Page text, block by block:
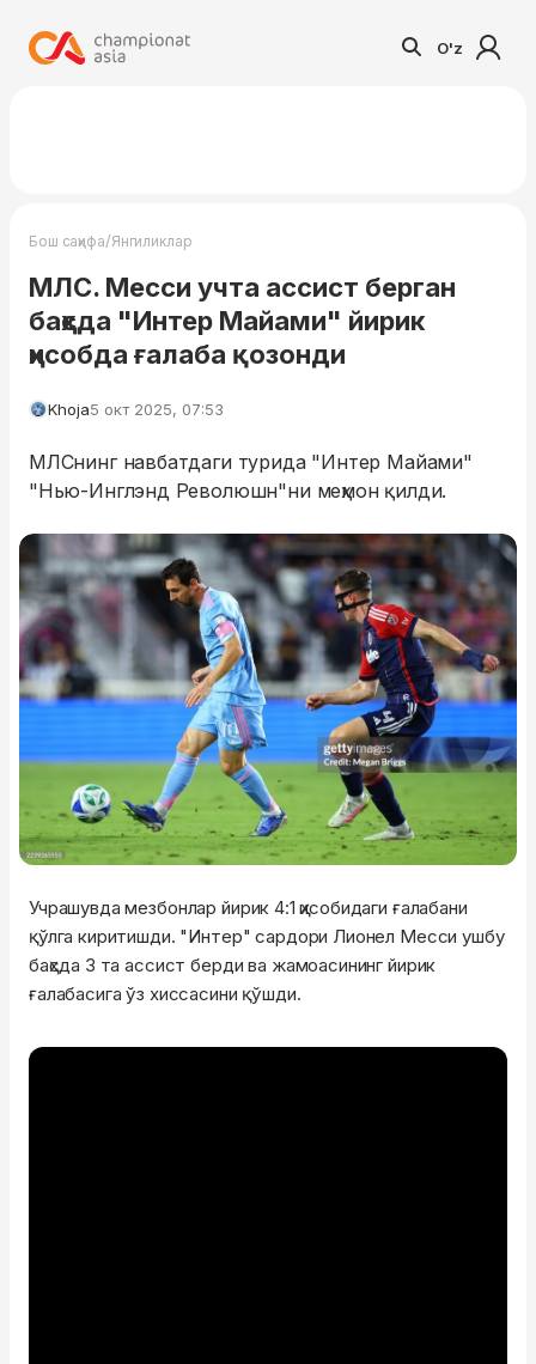
O'z
Бош саҳифа/Янгиликлар
МЛС. Месси учта ассист берган
баҳсда "Интер Майами" йирик
ҳисобда ғалаба қозонди
Khoja5 окт 2025, 07:53
МЛСнинг навбатдаги турида "Интер Майами"
"Нью-Инглэнд Революшн"ни меҳмон қилди.
Учрашувда мезбонлар йирик 4:1 ҳисобидаги ғалабани
қўлга киритишди. "Интер" сардори Лионел Месси ушбу
баҳсда 3 та ассист берди ва жамоасининг йирик
ғалабасига ўз хиссасини қўшди.